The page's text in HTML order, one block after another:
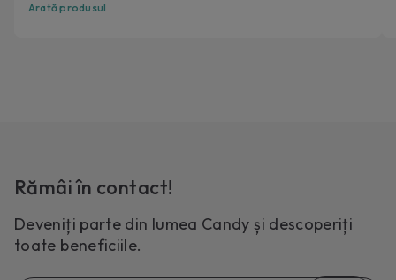
Arată produsul
Rămâi în contact!
Deveniți parte din lumea Candy și descoperiți
toate beneficiile.